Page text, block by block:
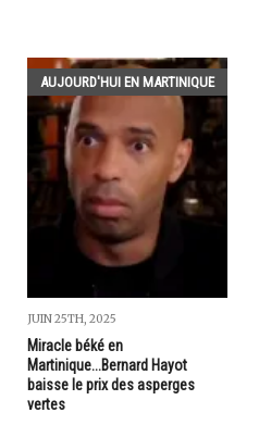
AUJOURD'HUI EN MARTINIQUE
JUIN 25TH, 2025
Miracle béké en
Martinique...Bernard Hayot
baisse le prix des asperges
vertes